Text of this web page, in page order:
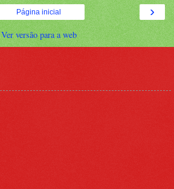
›
Página inicial
Ver versão para a web